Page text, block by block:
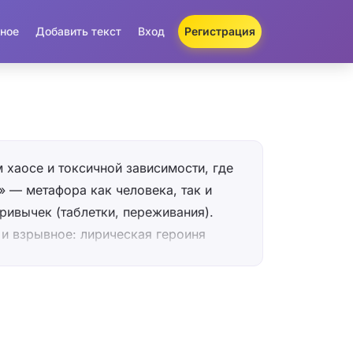
Добавить текст Вход Регистрация
и токсичной зависимости, где
— метафора как человека, так и
(таблетки, переживания).
взрывное: лирическая героиня
советы («Sleep with your
«I’m suffocating», а образ